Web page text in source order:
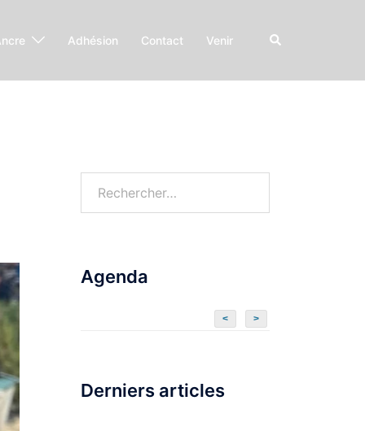
Adhésion Contact Venir
Agenda
< >
Derniers articles